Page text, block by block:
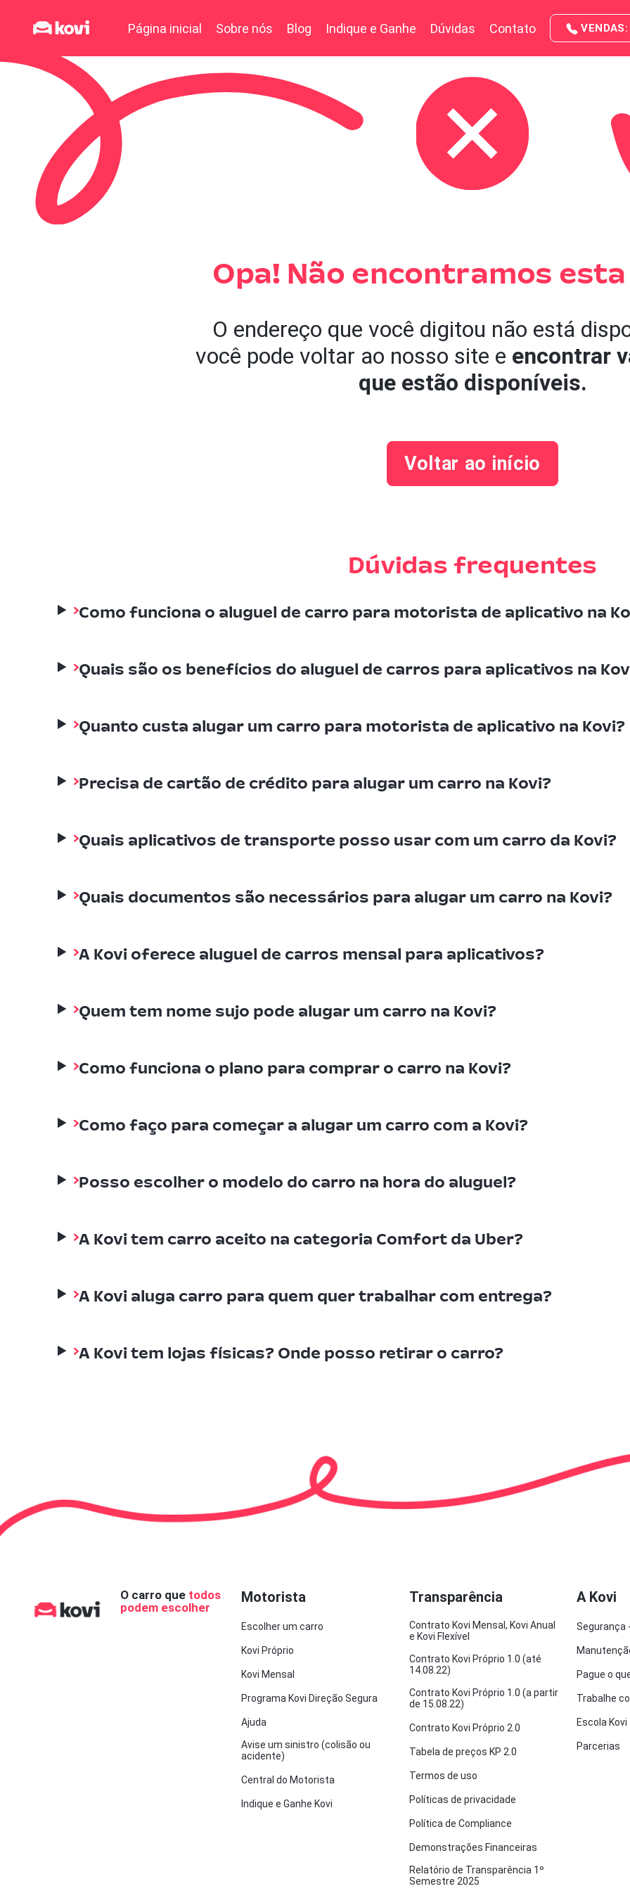
Página inicial Sobre nós Blog Indique e Ganhe Dúvidas Contato
Opa! Não encontramos
O endereço que você digitou não está
você pode voltar ao nosso site e encontrar
que estão disponíveis.
Voltar ao início
Dúvidas frequentes
Como funciona o aluguel de carro para motorista de aplicativo na
Quais são os benefícios do aluguel de carros para aplicativos na
Quanto custa alugar um carro para motorista de aplicativo na Kovi?
Precisa de cartão de crédito para alugar um carro na Kovi?
Quais aplicativos de transporte posso usar com um carro da Kovi?
Quais documentos são necessários para alugar um carro na Kovi?
A Kovi oferece aluguel de carros mensal para aplicativos?
Quem tem nome sujo pode alugar um carro na Kovi?
Como funciona o plano para comprar o carro na Kovi?
Como faço para começar a alugar um carro com a Kovi?
Posso escolher o modelo do carro na hora do aluguel?
A Kovi tem carro aceito na categoria Comfort da Uber?
A Kovi aluga carro para quem quer trabalhar com entrega?
A Kovi tem lojas físicas? Onde posso retirar o carro?
O carro que todos
podem escolher
Motorista
Escolher um carro
Kovi Próprio
Kovi Mensal
Programa Kovi Direção Segura
Ajuda
Avise um sinistro (colisão ou
acidente)
Central do Motorista
Indique e Ganhe Kovi
Transparência
Contrato Kovi Mensal, Kovi Anual
e Kovi Flexível
Contrato Kovi Próprio 1.0 (até
14.08.22)
Contrato Kovi Próprio 1.0 (a partir
de 15.08.22)
Contrato Kovi Próprio 2.0
Tabela de preços KP 2.0
Termos de uso
Políticas de privacidade
Política de Compliance
Demonstrações Financeiras
Relatório de Transparência 1º
Semestre 2025
A Kovi
Segurança
Pague o
Trabalhe
Escola Kovi
Parcerias